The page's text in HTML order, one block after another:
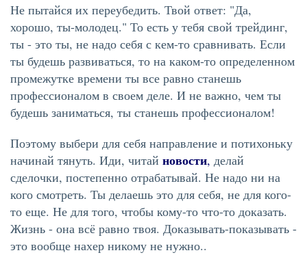
Не пытайся их переубедить. Твой ответ: "Да,
хорошо, ты-молодец." То есть у тебя свой трейдинг,
ты - это ты, не надо себя с кем-то сравнивать. Если
ты будешь развиваться, то на каком-то определенном
промежутке времени ты все равно станешь
профессионалом в своем деле. И не важно, чем ты
будешь заниматься, ты станешь профессионалом!
Поэтому выбери для себя направление и потихоньку
начинай тянуть. Иди, читай новости, делай
сделочки, постепенно отрабатывай. Не надо ни на
кого смотреть. Ты делаешь это для себя, не для кого-
то еще. Не для того, чтобы кому-то что-то доказать.
Жизнь - она всё равно твоя. Доказывать-показывать -
это вообще нахер никому не нужно..